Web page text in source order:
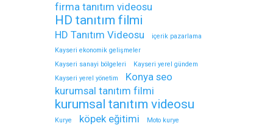
firma tanıtım videosu
HD tanıtım filmi
HD Tanıtım Videosu
içerik pazarlama
Kayseri ekonomik gelişmeler
Kayseri sanayi bölgeleri
Kayseri yerel gündem
Kayseri yerel yönetim
Konya seo
kurumsal tanıtım filmi
kurumsal tanıtım videosu
Kurye köpek eğitimi
Moto kurye